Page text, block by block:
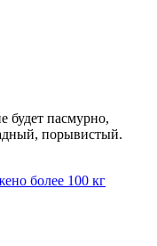
будет пасмурно,
порывистый.